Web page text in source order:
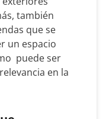
también
que se
un espacio
puede ser
en la